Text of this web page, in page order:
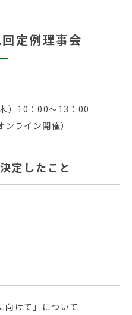
定例理事会
）10：00～13：00
ライン開催）
定したこと
向けて」について